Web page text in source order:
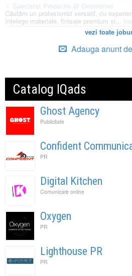
Specialist Productie @ Godmother
Căutăm un profesionist versatil, cu
înțelege materiale, finisaje premium și...
vezi toate
Adauga anunt
Catalog IQads
Ghost Agency
Publicitate
Confident
PR
Digital Kitchen
Comunicare online
Oxygen
PR
Lighthouse PR
PR